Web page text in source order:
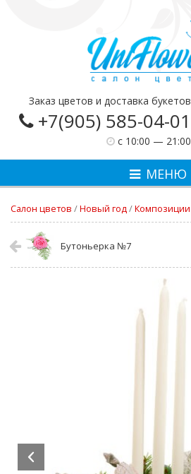
Заказ цветов и доставка букетов
+7(905) 585-04-01
c 10:00 — 21:00
МЕНЮ
Салон цветов /Новый год/Композиции
Бутоньерка №7